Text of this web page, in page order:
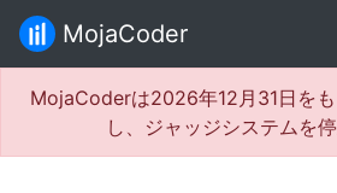
MojaCoder
MojaCoderは2026年12月31日を
し、ジャッジシステムを停